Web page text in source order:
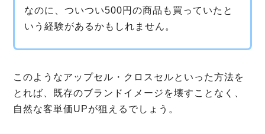
なのに、ついつい500円の商品も買っていたと
いう経験があるかもしれません。
このようなアップセル・クロスセルといった方法を
とれば、既存のブランドイメージを壊すことなく、
自然な客単価UPが狙えるでしょう。